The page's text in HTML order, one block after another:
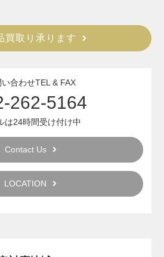
買取り承ります
い合わせTEL & FAX
262-5164
は24時間受け付け中
Contact Us
LOCATION